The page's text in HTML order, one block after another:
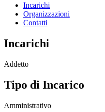
Incarichi
Organizzazioni
Contatti
Incarichi
Addetto
Tipo di Incarico
Amministrativo